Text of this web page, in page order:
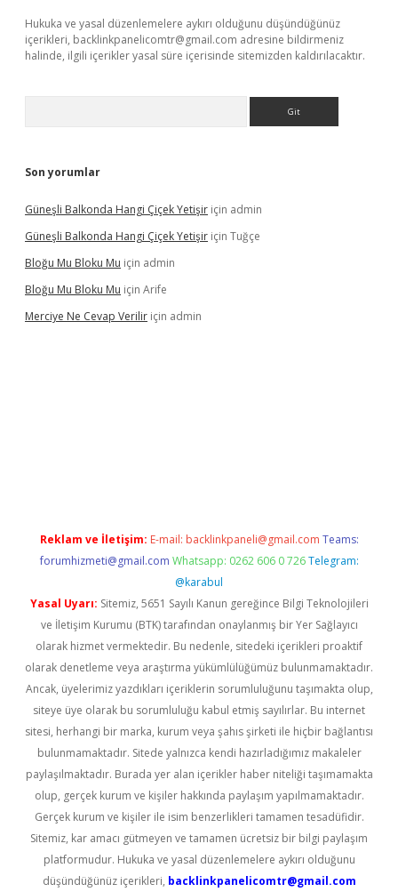
Hukuka ve yasal düzenlemelere aykırı olduğunu düşündüğünüz
içerikleri, backlinkpanelicomtr@gmail.com adresine bildirmeniz
halinde, ilgili içerikler yasal süre içerisinde sitemizden kaldırılacaktır.
Son yorumlar
Güneşli Balkonda Hangi Çiçek Yetişir için admin
Güneşli Balkonda Hangi Çiçek Yetişir için Tuğçe
Bloğu Mu Bloku Mu için admin
Bloğu Mu Bloku Mu için Arife
Merciye Ne Cevap Verilir için admin
Reklam ve İletişim: E-mail: backlinkpaneli@gmail.com Teams:
forumhizmeti@gmail.com Whatsapp: 0262 606 0 726 Telegram:
@karabul
Yasal Uyarı: Sitemiz, 5651 Sayılı Kanun gereğince Bilgi Teknolojileri
ve İletişim Kurumu (BTK) tarafından onaylanmış bir Yer Sağlayıcı
olarak hizmet vermektedir. Bu nedenle, sitedeki içerikleri proaktif
olarak denetleme veya araştırma yükümlülüğümüz bulunmamaktadır.
Ancak, üyelerimiz yazdıkları içeriklerin sorumluluğunu taşımakta olup,
siteye üye olarak bu sorumluluğu kabul etmiş sayılırlar. Bu internet
sitesi, herhangi bir marka, kurum veya şahıs şirketi ile hiçbir bağlantısı
bulunmamaktadır. Sitede yalnızca kendi hazırladığımız makaleler
paylaşılmaktadır. Burada yer alan içerikler haber niteliği taşımamakta
olup, gerçek kurum ve kişiler hakkında paylaşım yapılmamaktadır.
Gerçek kurum ve kişiler ile isim benzerlikleri tamamen tesadüfidir.
Sitemiz, kar amacı gütmeyen ve tamamen ücretsiz bir bilgi paylaşım
platformudur. Hukuka ve yasal düzenlemelere aykırı olduğunu
düşündüğünüz içerikleri, backlinkpanelicomtr@gmail.com